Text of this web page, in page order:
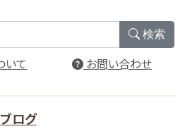
検索
いて お問い合わせ
ログ